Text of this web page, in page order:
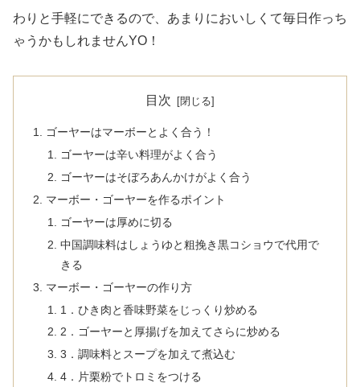
わりと手軽にできるので、あまりにおいしくて毎日作っち
ゃうかもしれませんYO！
目次
ゴーヤーはマーボーとよく合う！
ゴーヤーは辛い料理がよく合う
ゴーヤーはそぼろあんかけがよく合う
マーボー・ゴーヤーを作るポイント
ゴーヤーは厚めに切る
中国調味料はしょうゆと粗挽き黒コショウで代用で
きる
マーボー・ゴーヤーの作り方
1．ひき肉と香味野菜をじっくり炒める
2．ゴーヤーと厚揚げを加えてさらに炒める
3．調味料とスープを加えて煮込む
4．片栗粉でトロミをつける